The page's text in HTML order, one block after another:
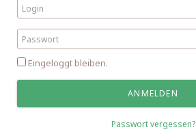
Eingeloggt bleiben.
Passwort vergessen?